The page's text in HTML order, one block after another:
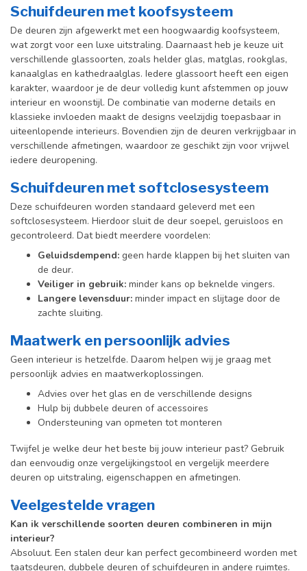
Schuifdeuren met koofsysteem
De deuren zijn afgewerkt met een hoogwaardig koofsysteem,
wat zorgt voor een luxe uitstraling. Daarnaast heb je keuze uit
verschillende glassoorten, zoals helder glas, matglas, rookglas,
kanaalglas en kathedraalglas. Iedere glassoort heeft een eigen
karakter, waardoor je de deur volledig kunt afstemmen op jouw
interieur en woonstijl. De combinatie van moderne details en
klassieke invloeden maakt de designs veelzijdig toepasbaar in
uiteenlopende interieurs. Bovendien zijn de deuren verkrijgbaar in
verschillende afmetingen, waardoor ze geschikt zijn voor vrijwel
iedere deuropening.
Schuifdeuren met softclosesysteem
Deze schuifdeuren worden standaard geleverd met een
softclosesysteem. Hierdoor sluit de deur soepel, geruisloos en
gecontroleerd. Dat biedt meerdere voordelen:
Geluidsdempend: geen harde klappen bij het sluiten van
de deur.
Veiliger in gebruik: minder kans op beknelde vingers.
Langere levensduur: minder impact en slijtage door de
zachte sluiting.
Maatwerk en persoonlijk advies
Geen interieur is hetzelfde. Daarom helpen wij je graag met
persoonlijk advies en maatwerkoplossingen.
Advies over het glas en de verschillende designs
Hulp bij dubbele deuren of accessoires
Ondersteuning van opmeten tot monteren
Twijfel je welke deur het beste bij jouw interieur past? Gebruik
dan eenvoudig onze vergelijkingstool en vergelijk meerdere
deuren op uitstraling, eigenschappen en afmetingen.
Veelgestelde vragen
Kan ik verschillende soorten deuren combineren in mijn
interieur?
Absoluut. Een stalen deur kan perfect gecombineerd worden met
taatsdeuren, dubbele deuren of schuifdeuren in andere ruimtes.